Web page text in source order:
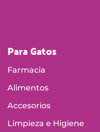
Para Gatos
Farmacia
Alimentos
Accesorios
Limpieza e Higiene